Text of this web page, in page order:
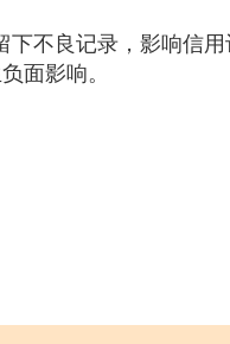
不良记录，影响信用
面影响。